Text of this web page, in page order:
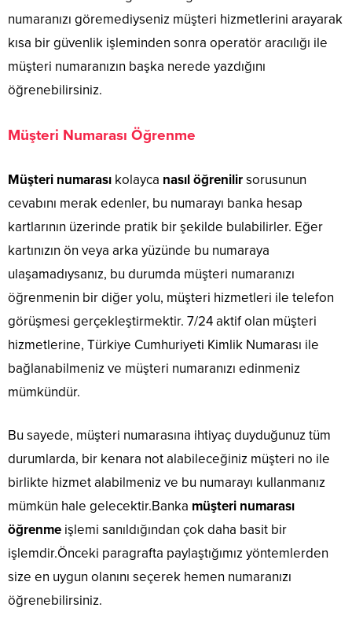
numaranızı göremediyseniz müşteri hizmetlerini arayarak
kısa bir güvenlik işleminden sonra operatör aracılığı ile
müşteri numaranızın başka nerede yazdığını
öğrenebilirsiniz.
Müşteri Numarası Öğrenme
Müşteri numarası kolayca nasıl öğrenilirsorusunun
cevabını merak edenler, bu numarayı banka hesap
kartlarının üzerinde pratik bir şekilde bulabilirler. Eğer
kartınızın ön veya arka yüzünde bu numaraya
ulaşamadıysanız, bu durumda müşteri numaranızı
öğrenmenin bir diğer yolu, müşteri hizmetleri ile telefon
görüşmesi gerçekleştirmektir. 7/24 aktif olan müşteri
hizmetlerine, Türkiye Cumhuriyeti Kimlik Numarası ile
bağlanabilmeniz ve müşteri numaranızı edinmeniz
mümkündür.
Bu sayede, müşteri numarasına ihtiyaç duyduğunuz tüm
durumlarda, bir kenara not alabileceğiniz müşteri no ile
birlikte hizmet alabilmeniz ve bu numarayı kullanmanız
mümkün hale gelecektir.Banka müşteri numarası
öğrenme işlemi sanıldığından çok daha basit bir
işlemdir.Önceki paragrafta paylaştığımız yöntemlerden
size en uygun olanını seçerek hemen numaranızı
öğrenebilirsiniz.